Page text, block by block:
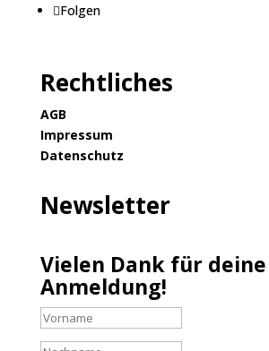
Folgen
Rechtliches
AGB
Impressum
Datenschutz
Newsletter
Vielen Dank für deine
Anmeldung!